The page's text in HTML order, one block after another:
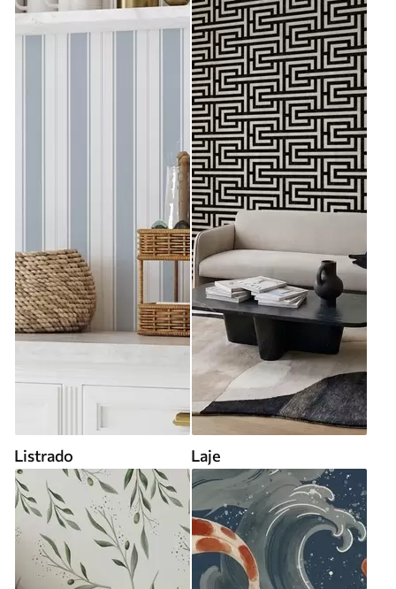
Listrado Laje